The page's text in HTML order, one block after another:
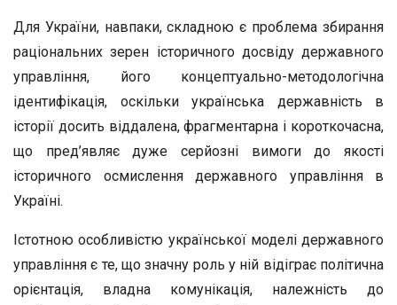
Для України, навпаки, складною є проблема збирання
раціональних зерен історичного досвіду державного
управління, його концептуально-методологічна
ідентифікація, оскільки українська державність в
історії досить віддалена, фрагментарна і короткочасна,
що пред’являє дуже серйозні вимоги до якості
історичного осмислення державного управління в
Україні.
Істотною особливістю української моделі державного
управління є те, що значну роль у ній відіграє політична
орієнтація, владна комунікація, належність до